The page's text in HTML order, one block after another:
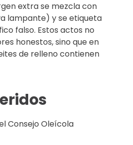
extra se mezcla con
lampante) y se etiqueta
falso. Estos actos no
honestos, sino que en
de relleno contienen
Consejo Oleícola